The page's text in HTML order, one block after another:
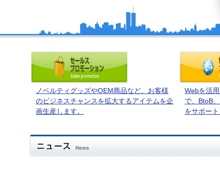
ノベルティグッズやOEM商品など、お客様
のビジネスチャンスを拡大するアイテムを企
画生産します。
Webを活
で、BtoB
をサポー